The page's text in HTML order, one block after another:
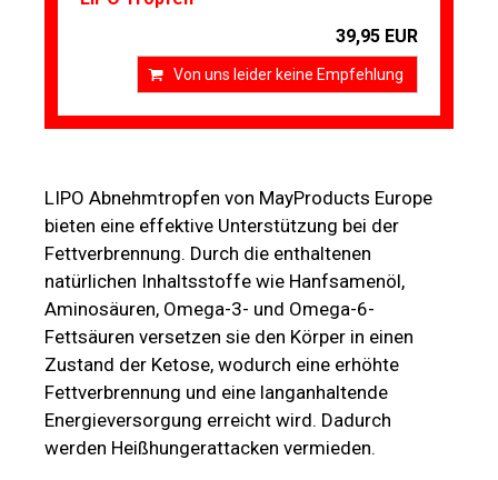
39,95 EUR
Von uns leider keine Empfehlung
LIPO Abnehmtropfen von MayProducts Europe
bieten eine effektive Unterstützung bei der
Fettverbrennung. Durch die enthaltenen
natürlichen Inhaltsstoffe wie Hanfsamenöl,
Aminosäuren, Omega-3- und Omega-6-
Fettsäuren versetzen sie den Körper in einen
Zustand der Ketose, wodurch eine erhöhte
Fettverbrennung und eine langanhaltende
Energieversorgung erreicht wird. Dadurch
werden Heißhungerattacken vermieden.